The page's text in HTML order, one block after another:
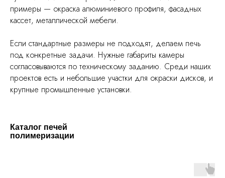
примеры — окраска алюминиевого профиля, фасадных
кассет, металлической мебели.
Если стандартные размеры не подходят, делаем печь
под конкретные задачи. Нужные габариты камеры
согласовываются по техническому заданию. Среди наших
проектов есть и небольшие участки для окраски дисков, и
крупные промышленные установки.
Каталог печей
полимеризации